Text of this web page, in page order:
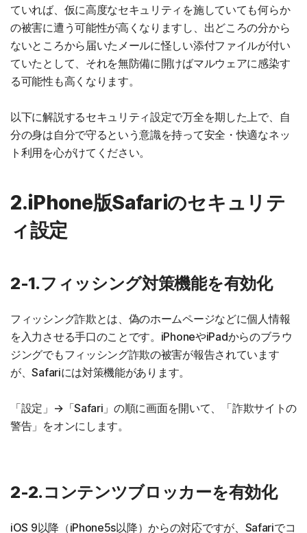
ていれば、仮に高度なセキュリティを施していても何らか
の被害に遭う可能性が高くなりますし、出どころの分から
ないところから届いたメールに怪しい添付ファイルが付い
ていたとして、それを無防備に開けばマルウェアに感染す
る可能性も高くなります。
以下に解説するセキュリティ設定で万全を期した上で、自
分の身は自分で守るという意識を持って安全・快適なネッ
ト利用を心がけてください。
2.iPhone版Safariのセキュリテ
ィ設定
2-1.フィッシング対策機能を有効化
フィッシング詐欺とは、偽のホームページなどに個人情報
を入力させる手口のことです。iPhoneやiPadからのブラウ
ジングでもフィッシング詐欺の被害が報告されています
が、Safariには対策機能があります。
「設定」→「Safari」の順に画面を開いて、「詐欺サイトの
警告」をオンにします。
2-2.コンテンツブロッカーを有効化
iOS 9以降（iPhone5s以降）からの対応ですが、Safariでコ